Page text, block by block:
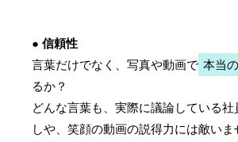
● 信頼性
言葉だけでなく、写真や動画で 本当
るか？
どんな言葉も、実際に議論している
しや、笑顔の動画の説得力には敵い